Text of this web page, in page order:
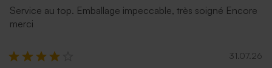
Service au top. Emballage impeccable, très soigné Encore
merci
31.07.26